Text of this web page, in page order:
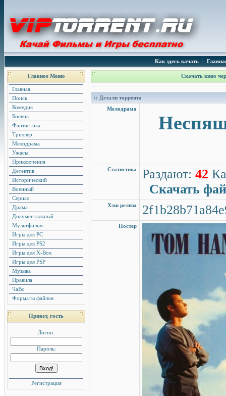
Как здесь качать•
Главное Меню
Главная
Поиск
Комедия
Боевик
Фантастика
Триллер
Мелодрама
Ужасы
Приключения
Детектив
Исторический
Военный
Сериал
Драма
Документальный
Мультфильм
Игры для PC
Игры для PS2
Игры для X-Box
Игры для PSP
Музыка
Правила
ЧаВо
Форматы файлов
Привет, гость
Логин:
Пароль:
Регистрация
Скачать кино
:: Детали торрента
Мелодрама
Статистика Раздают: 42
Скачать
Хэш релиза
Постер